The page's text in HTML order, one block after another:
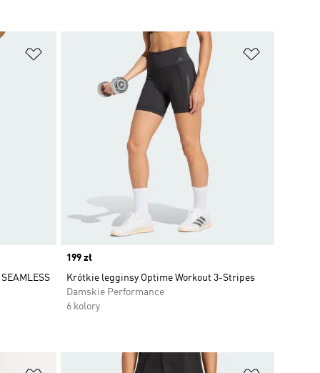
Dodaj do listy życzeń
Price
199 zł
Krótkie legginsy Optime Workout 3-Stripes
Damskie Performance
6 kolory